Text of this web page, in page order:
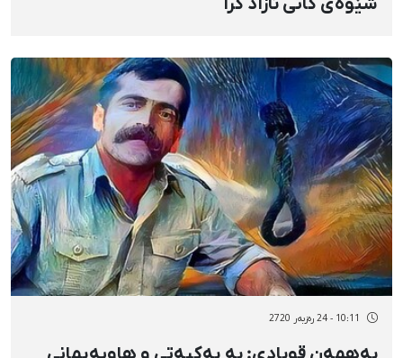
10:11 - 24 رەزبەر 2720